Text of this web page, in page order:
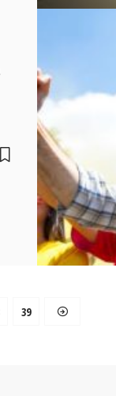
39